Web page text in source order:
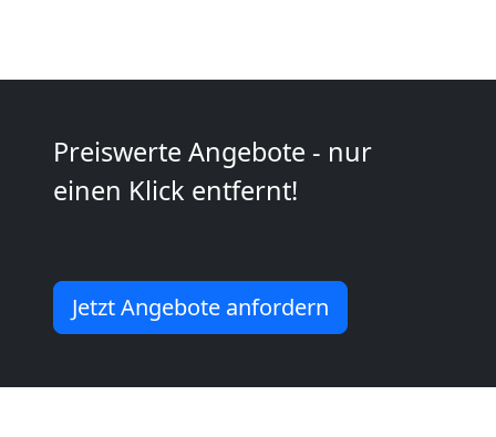
Preiswerte Angebote - nur
einen Klick entfernt!
Jetzt Angebote anfordern
2
Mann
LKW
Feldkirch